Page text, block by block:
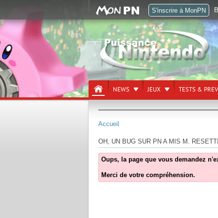
NEWS JEUX TESTS &
Accueil
OH, UN BUG SUR PN A MIS M.
Oups, la page que vous demandez
Merci de votre compréhension.
S'inscrire à MonPN